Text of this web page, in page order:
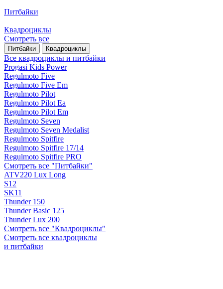
Питбайки
Квадроциклы
Смотреть все
Питбайки Квадроциклы
Все квадроциклы и питбайки
Progasi Kids Power
Regulmoto Five
Regulmoto Five Em
Regulmoto Pilot
Regulmoto Pilot Ea
Regulmoto Pilot Em
Regulmoto Seven
Regulmoto Seven Medalist
Regulmoto Spitfire
Regulmoto Spitfire 17/14
Regulmoto Spitfire PRO
Смотреть все "Питбайки"
ATV220 Lux Long
S12
SK11
Thunder 150
Thunder Basic 125
Thunder Lux 200
Смотреть все "Квадроциклы"
Смотреть все квадроциклы
и питбайки